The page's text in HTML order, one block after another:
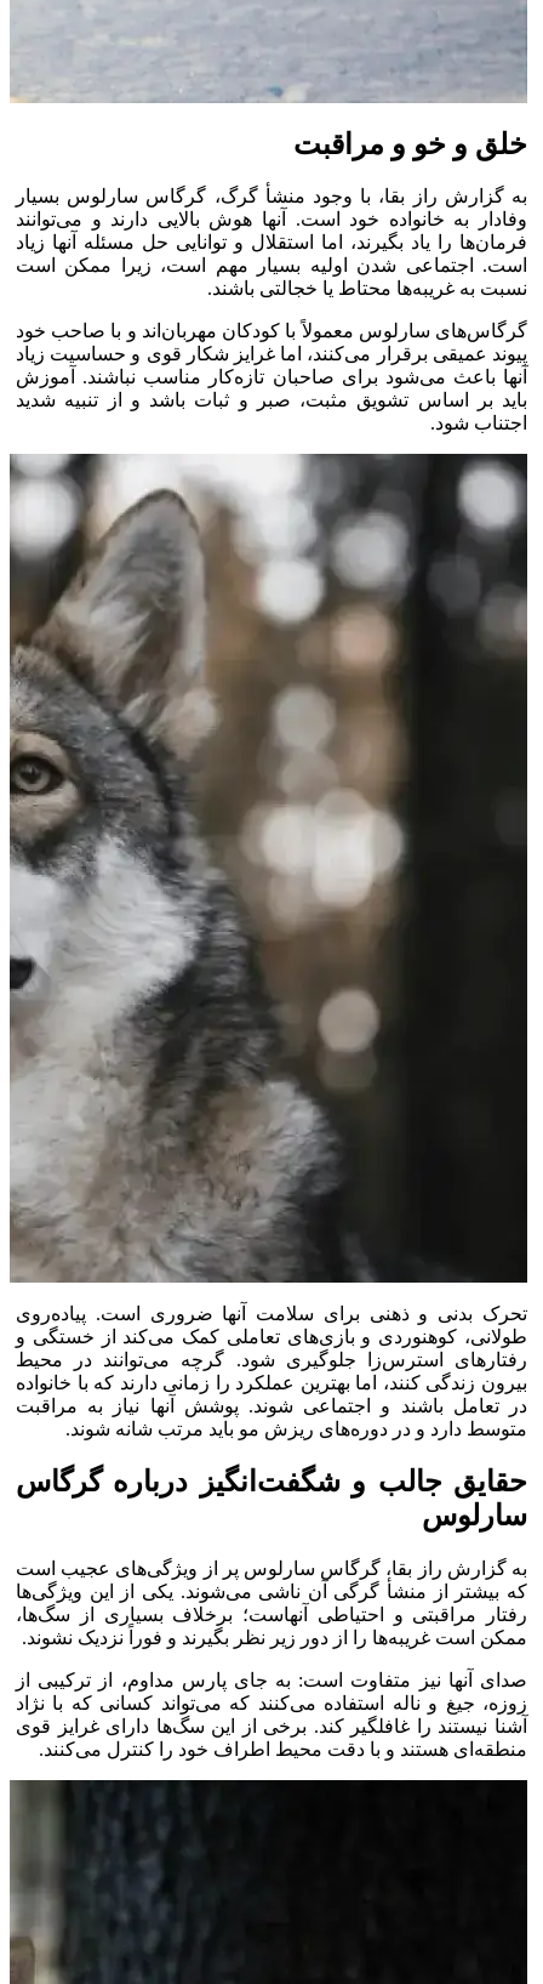
خلق و خو و مراقبت
به گزارش راز بقا، با وجود منشأ گرگ، گرگاس سارلوس بسیار
وفادار به خانواده خود است. آنها هوش بالایی دارند و می‌توانند
فرمان‌ها را یاد بگیرند، اما استقلال و توانایی حل مسئله آنها زیاد
است. اجتماعی شدن اولیه بسیار مهم است، زیرا ممکن است
نسبت به غریبه‌ها محتاط یا خجالتی باشند.
گرگاس‌های سارلوس معمولاً با کودکان مهربان‌اند و با صاحب خود
پیوند عمیقی برقرار می‌کنند، اما غرایز شکار قوی و حساسیت زیاد
آنها باعث می‌شود برای صاحبان تازه‌کار مناسب نباشند. آموزش
باید بر اساس تشویق مثبت، صبر و ثبات باشد و از تنبیه شدید
اجتناب شود.
تحرک بدنی و ذهنی برای سلامت آنها ضروری است. پیاده‌روی
طولانی، کوهنوردی و بازی‌های تعاملی کمک می‌کند از خستگی و
رفتار‌های استرس‌زا جلوگیری شود. گرچه می‌توانند در محیط
بیرون زندگی کنند، اما بهترین عملکرد را زمانی دارند که با خانواده
در تعامل باشند و اجتماعی شوند. پوشش آنها نیاز به مراقبت
متوسط دارد و در دوره‌های ریزش مو باید مرتب شانه شوند.
حقایق جالب و شگفت‌انگیز درباره گرگاس
سارلوس
به گزارش راز بقا، گرگاس سارلوس پر از ویژگی‌های عجیب است
که بیشتر از منشأ گرگی آن ناشی می‌شوند. یکی از این ویژگی‌ها
رفتار مراقبتی و احتیاطی آنهاست؛ برخلاف بسیاری از سگ‌ها،
ممکن است غریبه‌ها را از دور زیر نظر بگیرند و فوراً نزدیک نشوند.
صدای آنها نیز متفاوت است: به جای پارس مداوم، از ترکیبی از
زوزه، جیغ و ناله استفاده می‌کنند که می‌تواند کسانی که با نژاد
آشنا نیستند را غافلگیر کند. برخی از این سگ‌ها دارای غرایز قوی
منطقه‌ای هستند و با دقت محیط اطراف خود را کنترل می‌کنند.